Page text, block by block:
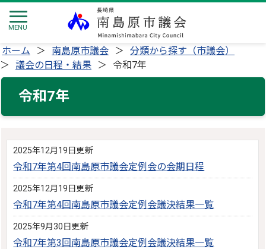
ホーム 南島原市議会
分類から探す（市議会）
議会の日程・結果
令和7年
令和7年
2025年12月19日更新
令和7年第4回南島原市議会定例会の会期日程
2025年12月19日更新
令和7年第4回南島原市議会定例会議決結果一覧
2025年9月30日更新
令和7年第3回南島原市議会定例会議決結果一覧